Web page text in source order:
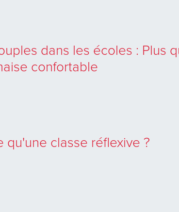
dans les écoles : Plus
confortable
qu'une classe réflexive ?